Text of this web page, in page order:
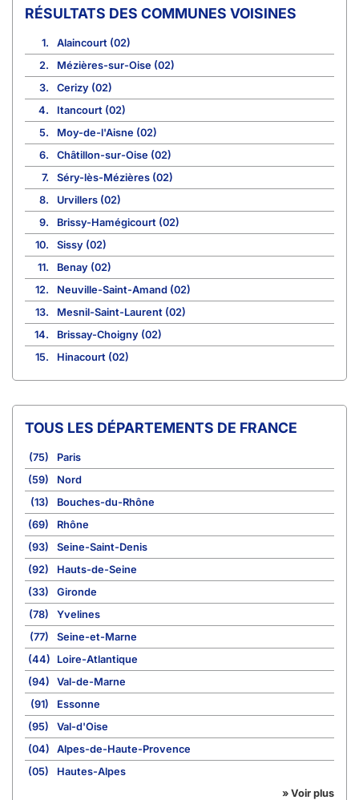
COMMUNES VOISINES
1.
Alaincourt (02)
2.
Mézières-sur-Oise (02)
3.
Cerizy (02)
4.
Itancourt (02)
5.
Moy-de-l'Aisne (02)
6.
Châtillon-sur-Oise (02)
7.
Séry-lès-Mézières (02)
8.
Urvillers (02)
9.
Brissy-Hamégicourt (02)
10.
Sissy (02)
11.
Benay (02)
12.
Neuville-Saint-Amand (02)
13.
Mesnil-Saint-Laurent (02)
14.
Brissay-Choigny (02)
15.
Hinacourt (02)
TOUS LES DÉPARTEMENTS DE FRANCE
(75)
Paris
(59)
Nord
(13)
Bouches-du-Rhône
(69)
Rhône
(93)
Seine-Saint-Denis
(92)
Hauts-de-Seine
(33)
Gironde
(78)
Yvelines
(77)
Seine-et-Marne
(44)
Loire-Atlantique
(94)
Val-de-Marne
(91)
Essonne
(95)
Val-d'Oise
(04)
Alpes-de-Haute-Provence
(05)
Hautes-Alpes
» Voir plus